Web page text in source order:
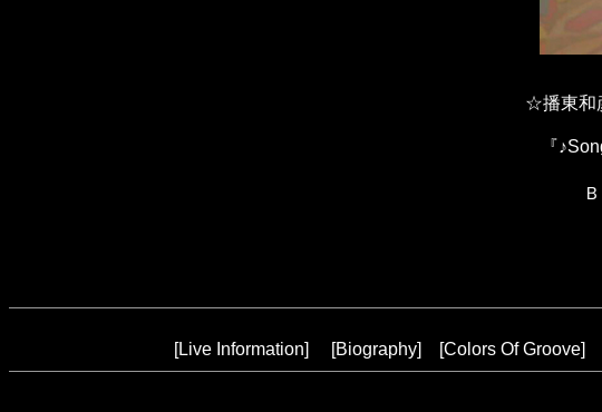
☆播東和
『
[Live Information] [Biography] [Colors Of Groove]